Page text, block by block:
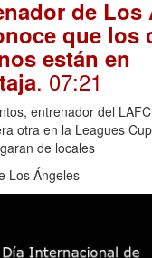
de Los
que los
están en
. 07:21
entrenador del
otra en la Leagues
de locales
Los Ángeles